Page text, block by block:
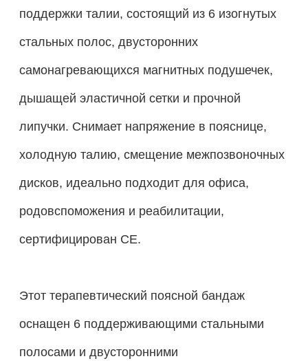
поддержки талии, состоящий из 6 изогнутых
стальных полос, двусторонних
самонагревающихся магнитных подушечек,
дышащей эластичной сетки и прочной
липучки. Снимает напряжение в пояснице,
холодную талию, смещение межпозвоночных
дисков, идеально подходит для офиса,
родовспоможения и реабилитации,
сертифицирован CE.
Этот терапевтический поясной бандаж
оснащен 6 поддерживающими стальными
полосами и двусторонними